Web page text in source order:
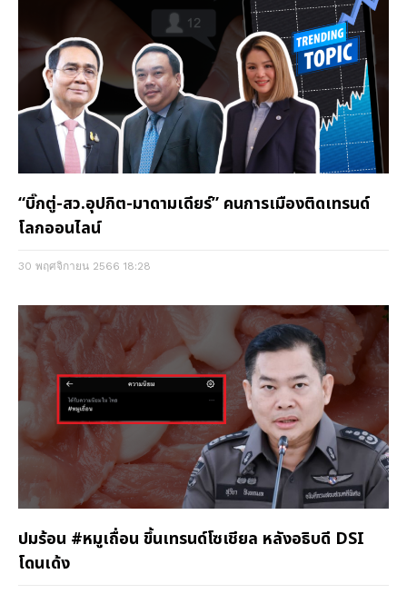
“บิ๊กตู่-สว.อุปกิต-มาดามเดียร์” คนการเมืองติดเทรนด์
โลกออนไลน์
30 พฤศจิกายน 2566 18:28
ปมร้อน #หมูเถื่อน ขึ้นเทรนด์โซเชียล หลังอธิบดี DSI
โดนเด้ง